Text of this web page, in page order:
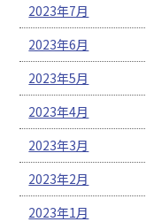
2023年7月
2023年6月
2023年5月
2023年4月
2023年3月
2023年2月
2023年1月